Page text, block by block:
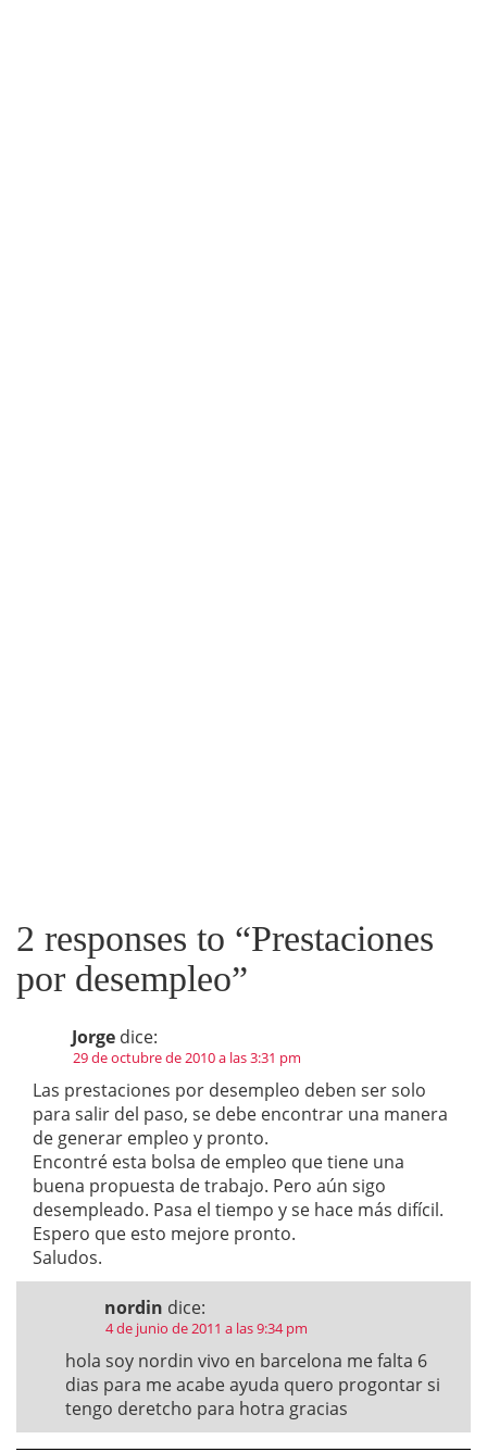
2 responses to “Prestaciones
por desempleo”
Jorge dice:
29 de octubre de 2010 a las 3:31 pm
Las prestaciones por desempleo deben ser solo
para salir del paso, se debe encontrar una manera
de generar empleo y pronto.
Encontré esta bolsa de empleo que tiene una
buena propuesta de trabajo. Pero aún sigo
desempleado. Pasa el tiempo y se hace más difícil.
Espero que esto mejore pronto.
Saludos.
nordin dice:
4 de junio de 2011 a las 9:34 pm
hola soy nordin vivo en barcelona me falta 6
dias para me acabe ayuda quero progontar si
tengo deretcho para hotra gracias